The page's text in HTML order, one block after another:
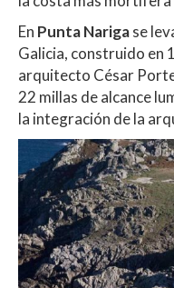
En Punta Narigase
Galicia, construido en
arquitecto César
22 millas de alcance
la integración de la